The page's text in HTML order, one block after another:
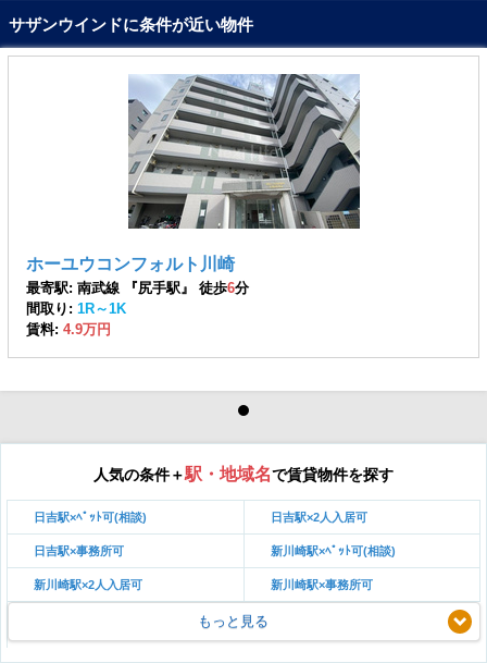
サザンウインドに条件が近い物件
ホーユウコンフォルト川崎
最寄駅: 南武線 『尻手駅』 徒歩6分
間取り: 1R～1K
賃料: 4.9万円
人気の条件＋駅・地域名で賃貸物件を探す
日吉駅×ﾍﾟｯﾄ可(相談) 日吉駅×2人入居可
日吉駅×事務所可 新川崎駅×ﾍﾟｯﾄ可(相談)
新川崎駅×2人入居可 新川崎駅×事務所可
もっと見る